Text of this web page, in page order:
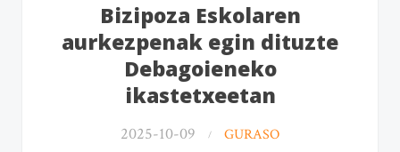
Bizipoza Eskolaren
aurkezpenak egin dituzte
Debagoieneko
ikastetxeetan
2025-10-09 GURASO